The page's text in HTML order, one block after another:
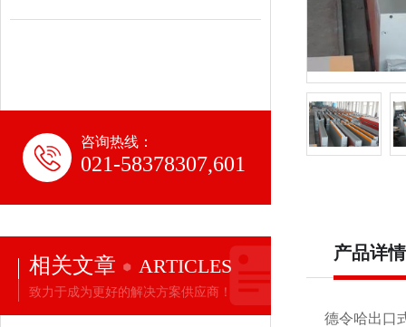
咨询热线：
021-58378307,601
相关文章 ARTICLES
致力于成为更好的解决方案供应商！
产品详情
德令哈出口